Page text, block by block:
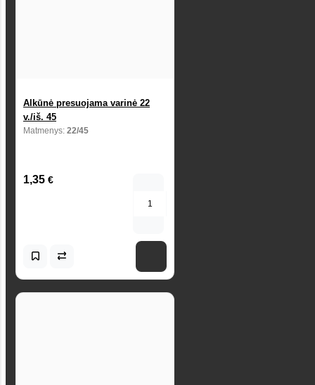
Alkūnė presuojama varinė 22
v./iš. 45
Matmenys: 22/45
1,35 €